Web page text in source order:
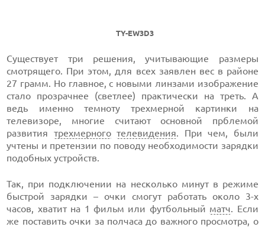
TY-EW3D3
Существует три решения, учитывающие размеры
смотрящего. При этом, для всех заявлен вес в районе
27 грамм. Но главное, с новыми линзами изображение
стало прозрачнее (светлее) практически на треть. А
ведь именно темноту трехмерной картинки на
телевизоре, многие считают основной прблемой
развития трехмерного телевидения . При чем, были
учтены и претензии по поводу необходимости зарядки
подобных устройств.
Так, при подключении на несколько минут в режиме
быстрой зарядки – очки смогут работать около 3-х
часов, хватит на 1 фильм или футбольный матч . Если
же поставить очки за полчаса до важного просмотра, о